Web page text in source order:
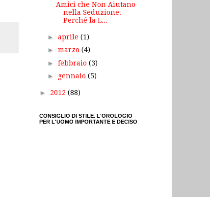
Amici che Non Aiutano
nella Seduzione.
Perché la L...
►aprile(1)
►marzo(4)
►febbraio(3)
► gennaio(5)
► 2012 (88)
CONSIGLIO DI STILE. L'OROLOGIO
PER L'UOMO IMPORTANTE E DECISO